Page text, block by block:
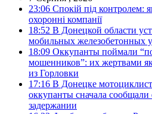
23:06 Спокій під контролем:
охоронні компанії
18:52 В Донецкой области
мобильных железобетонных
18:09 Оккупанты поймали
мошенников”: их жертвами
из Горловки
17:16 В Донецке
оккупанты сначала
задержании